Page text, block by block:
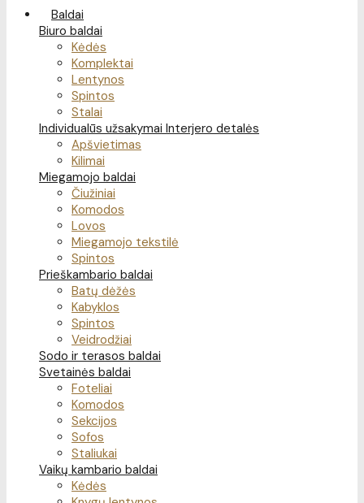
Baldai
Biuro baldai
Kėdės
Komplektai
Lentynos
Spintos
Stalai
Individualūs užsakymai Interjero detalės
Apšvietimas
Kilimai
Miegamojo baldai
Čiužiniai
Komodos
Lovos
Miegamojo tekstilė
Spintos
Prieškambario baldai
Batų dėžės
Kabyklos
Spintos
Veidrodžiai
Sodo ir terasos baldai
Svetainės baldai
Foteliai
Komodos
Sekcijos
Sofos
Staliukai
Vaikų kambario baldai
Kėdės